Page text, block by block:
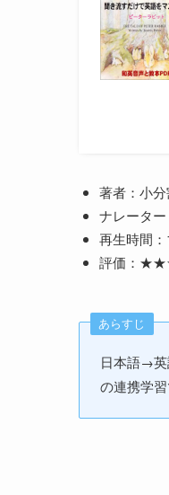
著者：小
ナレータ
再生時間
評価：
あらすじ
日本語→英
の連携学習